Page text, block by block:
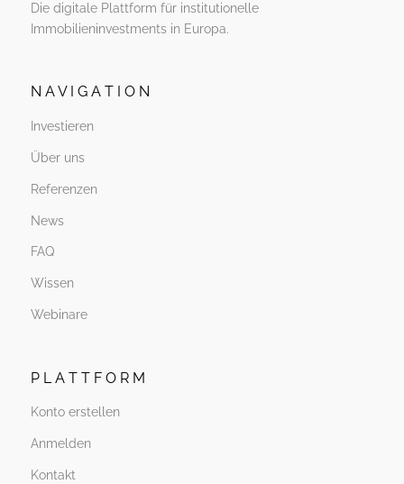
Die digitale Plattform für institutionelle
Immobilieninvestments in Europa.
N A V I G A T I O N
Investieren
Über uns
Referenzen
News
FAQ
Wissen
Webinare
P L A T T F O R M
Konto erstellen
Anmelden
Kontakt